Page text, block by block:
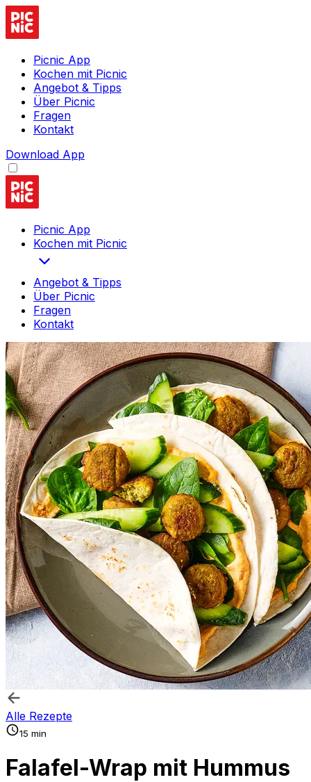
Picnic App
Kochen mit Picnic
Angebot & Tipps
Über Picnic
Fragen
Kontakt
Download App
Picnic App
Kochen mit Picnic
Angebot & Tipps
Über Picnic
Fragen
Kontakt
Alle Rezepte
15 min
Falafel-Wrap mit Hummus